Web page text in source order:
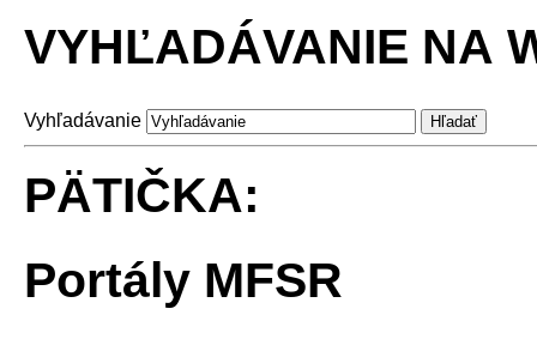
VYHĽADÁVANIE NA
Vyhľadávanie
PÄTIČKA:
Portály MFSR